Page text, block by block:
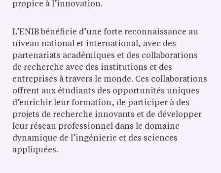
propice à l’innovation.
L’ENIB bénéficie d’une forte reconnaissance au
niveau national et international, avec des
partenariats académiques et des collaborations
de recherche avec des institutions et des
entreprises à travers le monde. Ces collaborations
offrent aux étudiants des opportunités uniques
d’enrichir leur formation, de participer à des
projets de recherche innovants et de développer
leur réseau professionnel dans le domaine
dynamique de l’ingénierie et des sciences
appliquées.